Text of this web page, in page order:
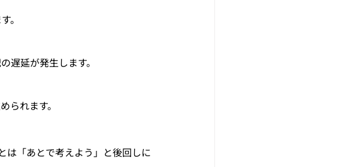
。
遅延が発生します。
られます。
は「あとで考えよう」と後回しに